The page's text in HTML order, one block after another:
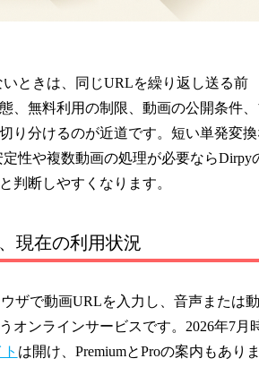
ときは、同じURLを繰り返し送る前
、無料利用の制限、動画の公開条件
り分けるのが近道です。短い単発変
性や複数動画の処理が必要ならDirpy
判断しやすくなります。
現在の利用状況
ザで動画URLを入力し、音声または動
オンラインサービスです。2026年7月
は開け、PremiumとProの案内もあり